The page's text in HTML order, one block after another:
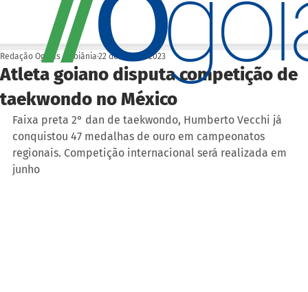
Atleta goiano disputa competição de
taekwondo no México
Redação Ogoiás | Goiânia 22 de abr. de 2023
Faixa preta 2° dan de taekwondo, Humberto Vecchi já
conquistou 47 medalhas de ouro em campeonatos
regionais. Competição internacional será realizada em
junho